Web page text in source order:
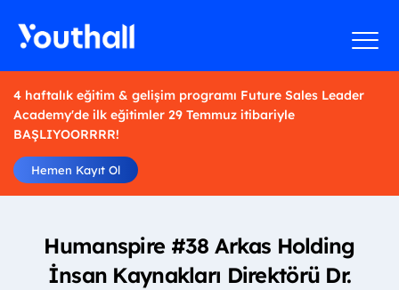
4 haftalık eğitim & gelişim programı Future Sales Leader
Academy'de ilk eğitimler 29 Temmuz itibariyle
BAŞLIYOORRRR!
Hemen Kayıt Ol
Humanspire #38 Arkas Holding
İnsan Kaynakları Direktörü Dr.